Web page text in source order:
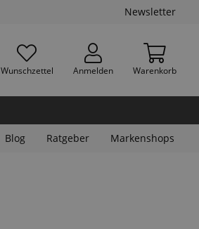
Newsletter
Wunschzettel Anmelden Warenkorb
Blog Ratgeber Markenshops